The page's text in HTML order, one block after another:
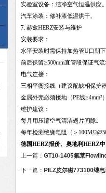
实验室设备：洁净空气恒温供应
汽车涂装：修补漆低温烘干。
7. 赫兹HERZ安装与维护
安装要求：
水平安装时需保持加热管U口朝
前后保留≥500mm直管段保证气
电气连接：
三相平衡接线（建议配缺相保护
金属外壳必须接地（PE线≥4mm²
维护建议：
每月用压缩空气清洁翅片间隙。
每年检测绝缘电阻（＞
德国HERZ报价、奥地利HERZ
上一篇： GT10-1405氟莱
下一篇： PILZ皮尔磁773100继